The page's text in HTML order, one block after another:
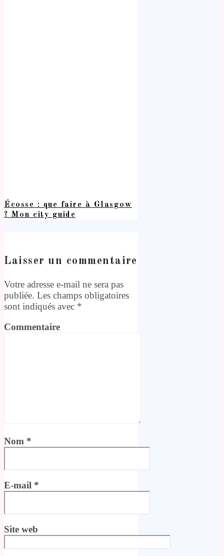
Écosse : que faire à Glasgow
? Mon city guide
Laisser un commentaire
Votre adresse e-mail ne sera pas
publiée. Les champs obligatoires
sont indiqués avec *
Commentaire
Nom *
E-mail *
Site web